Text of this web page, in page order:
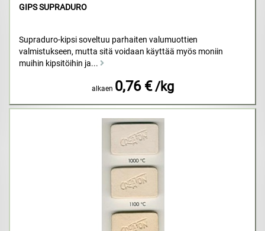
GIPS SUPRADURO
Supraduro-kipsi soveltuu parhaiten valumuottien
valmistukseen, mutta sitä voidaan käyttää myös moniin
muihin kipsitöihin ja...
alkaen 0,76 € /kg